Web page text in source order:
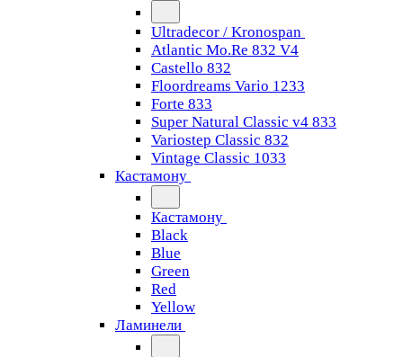
Ultradecor / Kronospan
Atlantic Mo.Re 832 V4
Castello 832
Floordreams Vario 1233
Forte 833
Super Natural Classic v4 833
Variostep Classic 832
Vintage Classic 1033
Кастамону
Кастамону
Black
Blue
Green
Red
Yellow
Ламинели